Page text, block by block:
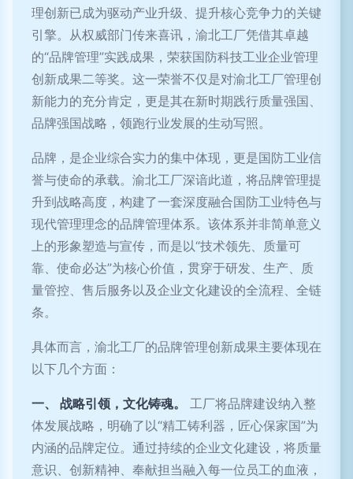
理创新已成为驱动产业升级、提升核心竞争力的关键
引擎。从权威部门传来喜讯，渝北工厂凭借其卓越
的“品牌管理”实践成果，荣获国防科技工业企业管理
创新成果二等奖。这一荣誉不仅是对渝北工厂管理创
新能力的充分肯定，更是其在新时期践行质量强国、
品牌强国战略，领跑行业发展的生动写照。
品牌，是企业综合实力的集中体现，更是国防工业信
誉与使命的承载。渝北工厂深谙此道，将品牌管理提
升到战略高度，构建了一套深度融合国防工业特色与
现代管理理念的品牌管理体系。该体系并非简单意义
上的形象塑造与宣传，而是以“技术领先、质量可
靠、使命必达”为核心价值，贯穿于研发、生产、质
量管控、售后服务以及企业文化建设的全流程、全链
条。
具体而言，渝北工厂的品牌管理创新成果主要体现在
以下几个方面：
一、 战略引领，文化铸魂。
工厂将品牌建设纳入整
体发展战略，明确了以“精工铸利器，匠心保家国”为
内涵的品牌定位。通过持续的企业文化建设，将质量
意识、创新精神、奉献担当融入每一位员工的血液，